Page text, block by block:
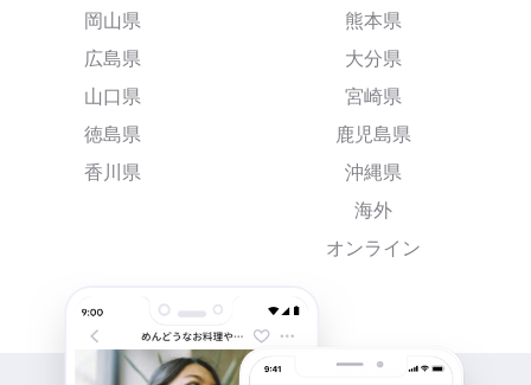
岡山県
広島県
山口県
徳島県
香川県
熊本県
大分県
宮崎県
鹿児島県
沖縄県
海外
オンライン